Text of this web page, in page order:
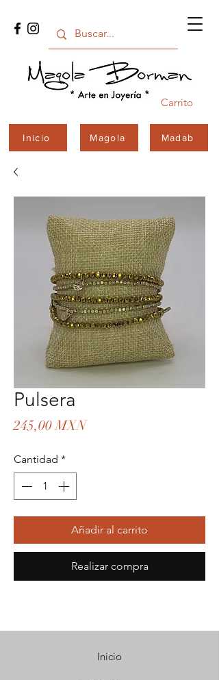
Carrito
Inicio Magola Madab
Pulsera
245,00 MXNPrecio
Cantidad *
Añadir al carrito
Realizar compra
Inicio